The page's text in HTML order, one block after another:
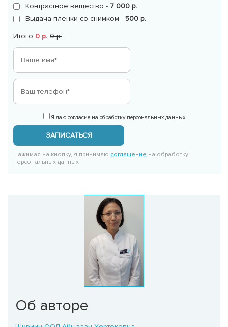
Контрастное вещество - 7 000 р.
Выдача пленки со снимком - 500 р.
Итого 0 р. 0 р.
Я даю согласие на обработку персональных данных
ЗАПИСАТЬСЯ
Нажимая на кнопку, я принимаю соглашение на обработку
персональных данных
Об авторе